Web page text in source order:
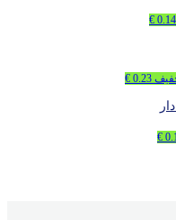
€ 0.14
€ 0.23
€